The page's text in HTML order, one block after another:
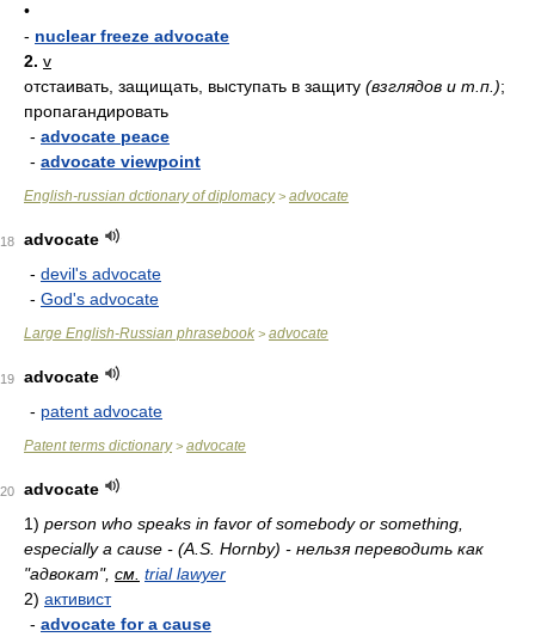
•
- nuclear freeze advocate
2. v
отстаивать, защищать, выступать в защиту (взглядов и т.п.);
пропагандировать
- advocate peace
- advocate viewpoint
English-russian dctionary of diplomacy> advocate
18
advocate
- devil's advocate
- God's advocate
Large English-Russian phrasebook > advocate
19
advocate
- patent advocate
Patent terms dictionary> advocate
20
advocate
1) person who speaks in favor of somebody or something,
especially a cause - (A.S. Hornby) - нельзя переводить как
"адвокат", см. trial lawyer
2) активист
- advocate for a cause